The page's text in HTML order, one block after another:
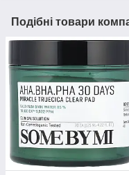
Подібні товари